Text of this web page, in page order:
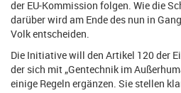
der EU-Kommission folgen. Wie die
darüber wird am Ende des nun in
Volk entscheiden.
Die Initiative will den Artikel 120 der
der sich mit „Gentechnik im
einige Regeln ergänzen. Sie stellen